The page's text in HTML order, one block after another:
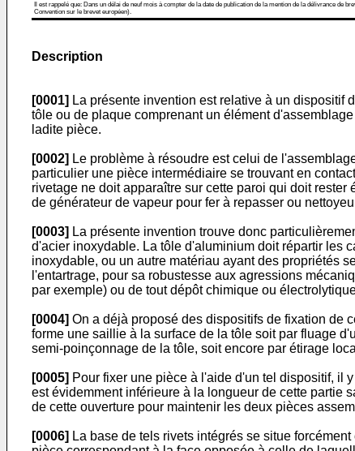
Il est rappelé que: Dans un délai de neuf mois à compter de la date de publication de la mention de la délivrance
Convention sur le brevet européen).
Description
[0001] La présente invention est relative à un dispositif
tôle ou de plaque comprenant un élément
ladite pièce.
[0002] Le problème à résoudre est celui de
particulier une pièce intermédiaire se trouvant en
rivetage ne doit apparaître sur cette paroi qui doit
de générateur de vapeur pour fer à repasser ou
[0003] La présente invention trouve donc
d'acier inoxydable. La tôle d'aluminium doit répartir les
inoxydable, ou un autre matériau ayant des propriétés
l'entartrage, pour sa robustesse aux agressions
par exemple) ou de tout dépôt chimique ou
[0004] On a déjà proposé des dispositifs de fixation de
forme une saillie à la surface de la tôle soit par fluage
semi-poinçonnage de la tôle, soit encore par étirage
[0005] Pour fixer une pièce à l'aide d'un tel dispositif, il
est évidemment inférieure à la longueur de cette partie
de cette ouverture pour maintenir les deux pièces
[0006] La base de tels rivets intégrés se situe